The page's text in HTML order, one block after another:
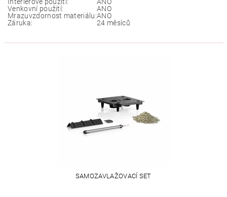
Venkovní použití:
ANO
Mrazuvzdornost materiálu:ANO
Záruka:
24 měsíců
SAMOZAVLAŽOVACÍ SET